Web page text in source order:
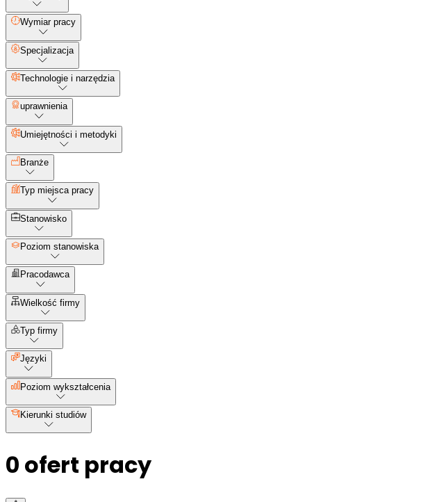
Wymiar pracy
Specjalizacja
Technologie i narzędzia
uprawnienia
Umiejętności i metodyki
Branże
Typ miejsca pracy
Stanowisko
Poziom stanowiska
Pracodawca
Wielkość firmy
Typ firmy
Języki
Poziom wykształcenia
Kierunki studiów
0 ofert pracy